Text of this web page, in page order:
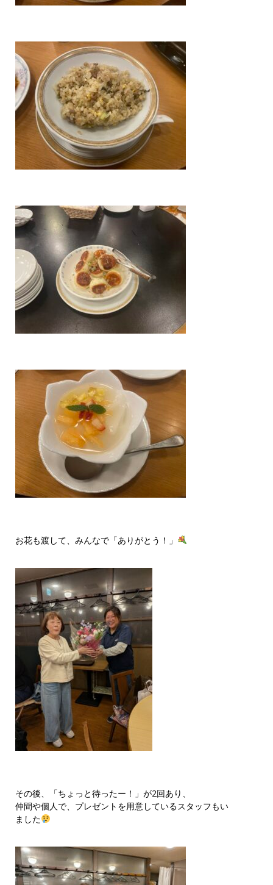
お花も渡して、みんなで「ありがとう！」
その後、「ちょっと待ったー！」が2回あり、
仲間や個人で、プレゼントを用意しているスタッフもい
ました